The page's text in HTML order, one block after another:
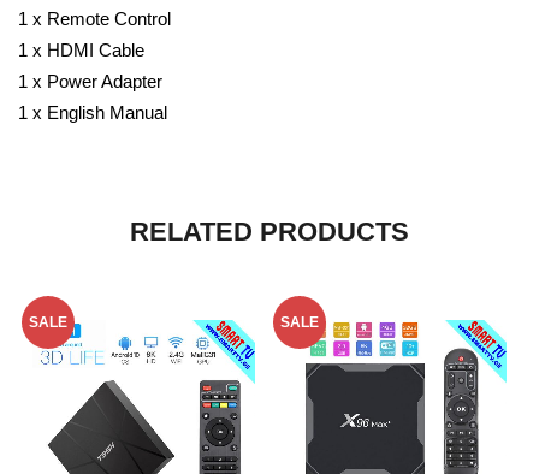
1 x Remote Control
1 x HDMI Cable
1 x Power Adapter
1 x English Manual
RELATED PRODUCTS
SALE SALE